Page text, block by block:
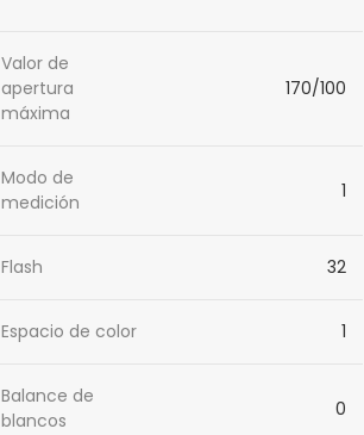
Valor de
apertura
máxima
170/100
Modo de
medición
1
Flash 32
Espacio de color 1
Balance de
blancos
0